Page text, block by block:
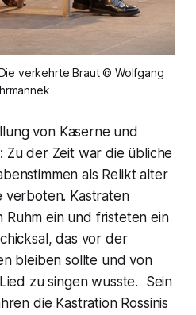
verkehrte Braut © Wolfgang
von Kaserne und
Zu der Zeit war die übliche
als Relikt alter
verboten. Kastraten
Ruhm ein und fristeten ein
das vor der
bleiben sollte und von
zu singen wusste. Sein
die Kastration Rossinis